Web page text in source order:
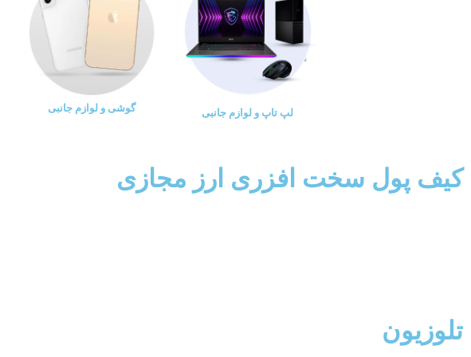
لپ تاپ و لوازم جانبی گوشی و لوازم جانبی
کیف پول سخت افزری ارز مجازی
تلوزیون